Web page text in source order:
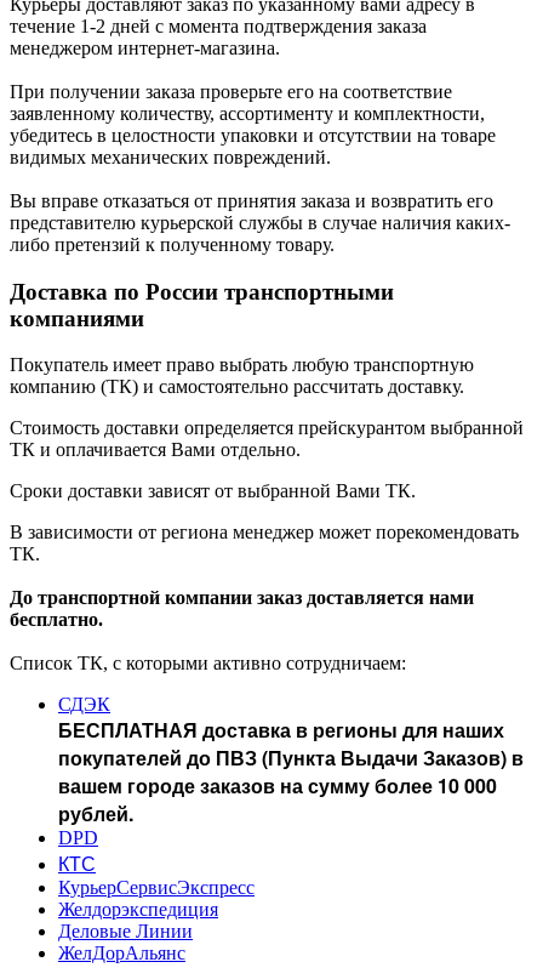
течение 1-2 дней с момента подтверждения заказа
менеджером интернет-магазина.
При получении заказа проверьте его на соответствие
заявленному количеству, ассортименту и комплектности,
убедитесь в целостности упаковки и отсутствии на товаре
видимых механических повреждений.
Вы вправе отказаться от принятия заказа и возвратить его
представителю курьерской службы в случае наличия каких-
либо претензий к полученному товару.
Доставка по России транспортными
компаниями
Покупатель имеет право выбрать любую транспортную
компанию (ТК) и самостоятельно рассчитать доставку.
Стоимость доставки определяется прейскурантом выбранной
ТК и оплачивается Вами отдельно.
Сроки доставки зависят от выбранной Вами ТК.
В зависимости от региона менеджер может порекомендовать
ТК.
До транспортной компании заказ доставляется нами
бесплатно.
Список ТК, с которыми активно сотрудничаем:
СДЭК
БЕСПЛАТНАЯ доставка в регионы для наших
покупателей до ПВЗ (Пункта Выдачи Заказов) в
вашем городе заказов на сумму более 10 000
рублей.
DPD
КТС
КурьерСервисЭкспресс
Желдорэкспедиция
Деловые Линии
ЖелДорАльянс